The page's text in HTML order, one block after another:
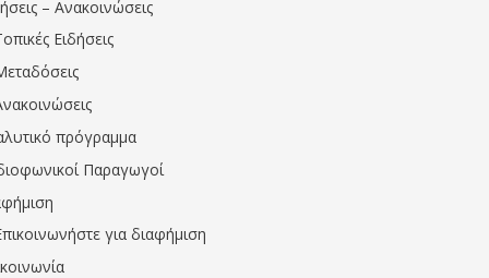
– Ανακοινώσεις
Ειδήσεις
πρόγραμμα
Παραγωγοί
για διαφήμιση